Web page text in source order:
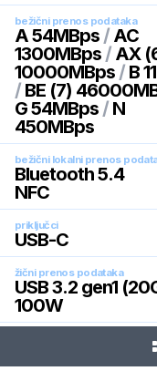
bežični prenos podataka
A 54MBps / AC
1300MBps / AX
10000MBps / B
/ BE (7)
G 54MBps / N
450MBps
bežični lokalni prenos
Bluetooth 5.4
NFC
priključci
USB-C
žični prenos podataka
USB 3.2 gen1
100W